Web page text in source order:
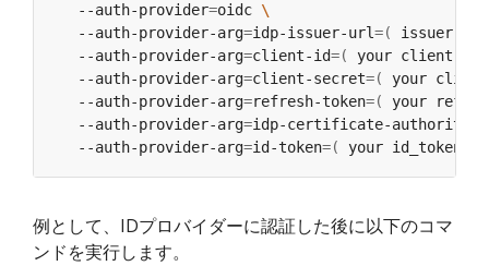
   --auth-provider
=oidc
   --auth-provider-arg
=idp-issuer-url=(
issuer
   --auth-provider-arg
=client-id=( your client id
   --auth-provider-arg
=client-secret=(
your
   --auth-provider-arg
=refresh-token=(
your
   --auth-provider-arg
=idp-certificate-authority
   --auth-provider-arg
=id-token=( your id_token
例として、IDプロバイダーに認証した後に以下のコマ
ンドを実行します。